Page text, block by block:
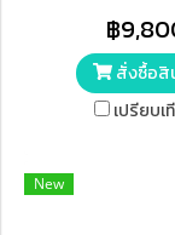
เลส 304 มีลิ้นชัก 1
ล้อเลื่อน ล้อขนาด
กว้าง x ยาว x สูง =
ซม.
฿
สั่งซื้อสิ
เปรียบเ
New